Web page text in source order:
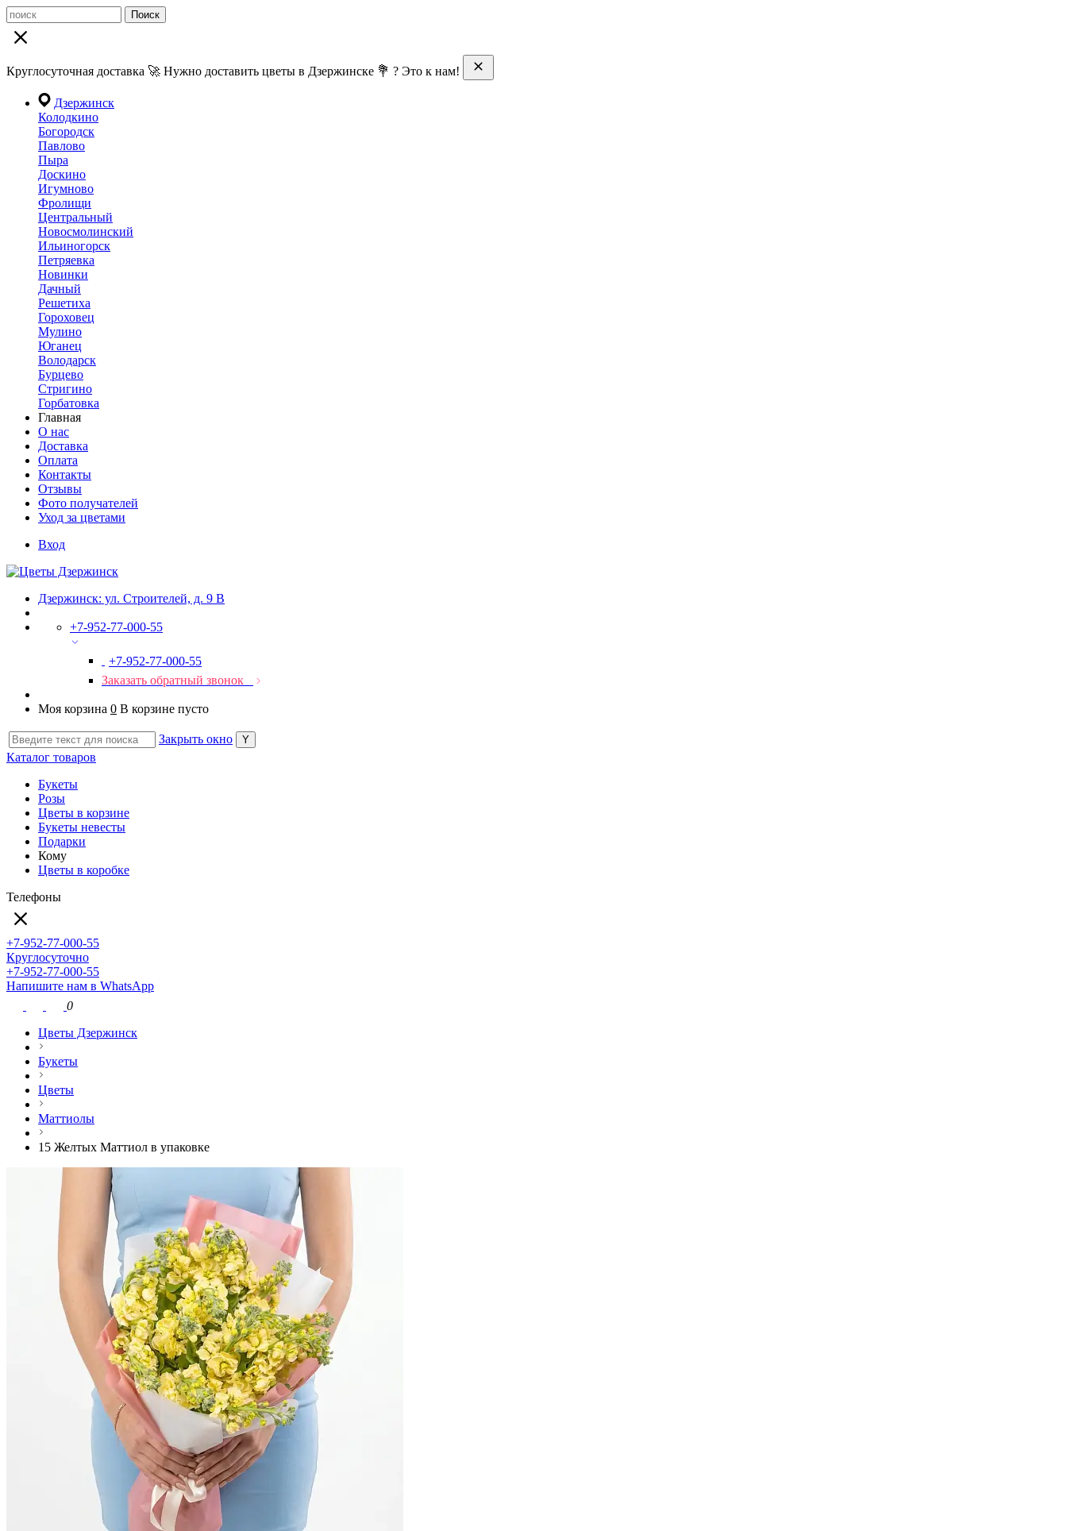
Поиск
Круглосуточная доставка 🚀 Нужно доставить цветы в Дзержинске 💐 ? Это к нам!
Дзержинск
Колодкино
Богородск
Павлово
Пыра
Доскино
Игумново
Фролищи
Центральный
Новосмолинский
Ильиногорск
Петряевка
Новинки
Дачный
Решетиха
Гороховец
Мулино
Юганец
Володарск
Бурцево
Стригино
Горбатовка
Главная
О нас
Доставка
Оплата
Контакты
Отзывы
Фото получателей
Уход за цветами
Вход
Дзержинск: ул. Строителей, д. 9 В
+7-952-77-000-55
+7-952-77-000-55
Заказать обратный звонок
Моя корзина 0 В корзине пусто
Закрыть окно
Каталог товаров
Букеты
Розы
Цветы в корзине
Букеты невесты
Подарки
Кому
Цветы в коробке
Телефоны
+7-952-77-000-55
Круглосуточно
+7-952-77-000-55
Напишите нам в WhatsApp
0
Цветы Дзержинск
Букеты
Цветы
Маттиолы
15 Желтых Маттиол в упаковке